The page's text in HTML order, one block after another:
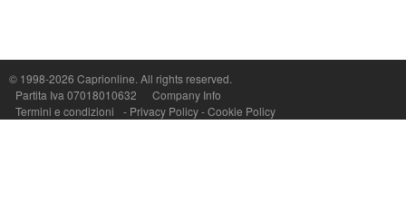
© 1998-2026 Caprionline. All rights reserved.
Partita Iva 07018010632
Company Info
Termini e condizioni
- Privacy Policy-Cookie Policy
Capri On Line Srl, Via Le Botteghe 10a - 80073 CAPRI (NA) Italy
P.Iva, C.F. e n.Reg.Imprese Napoli: 07018010632 - Rea n.557643